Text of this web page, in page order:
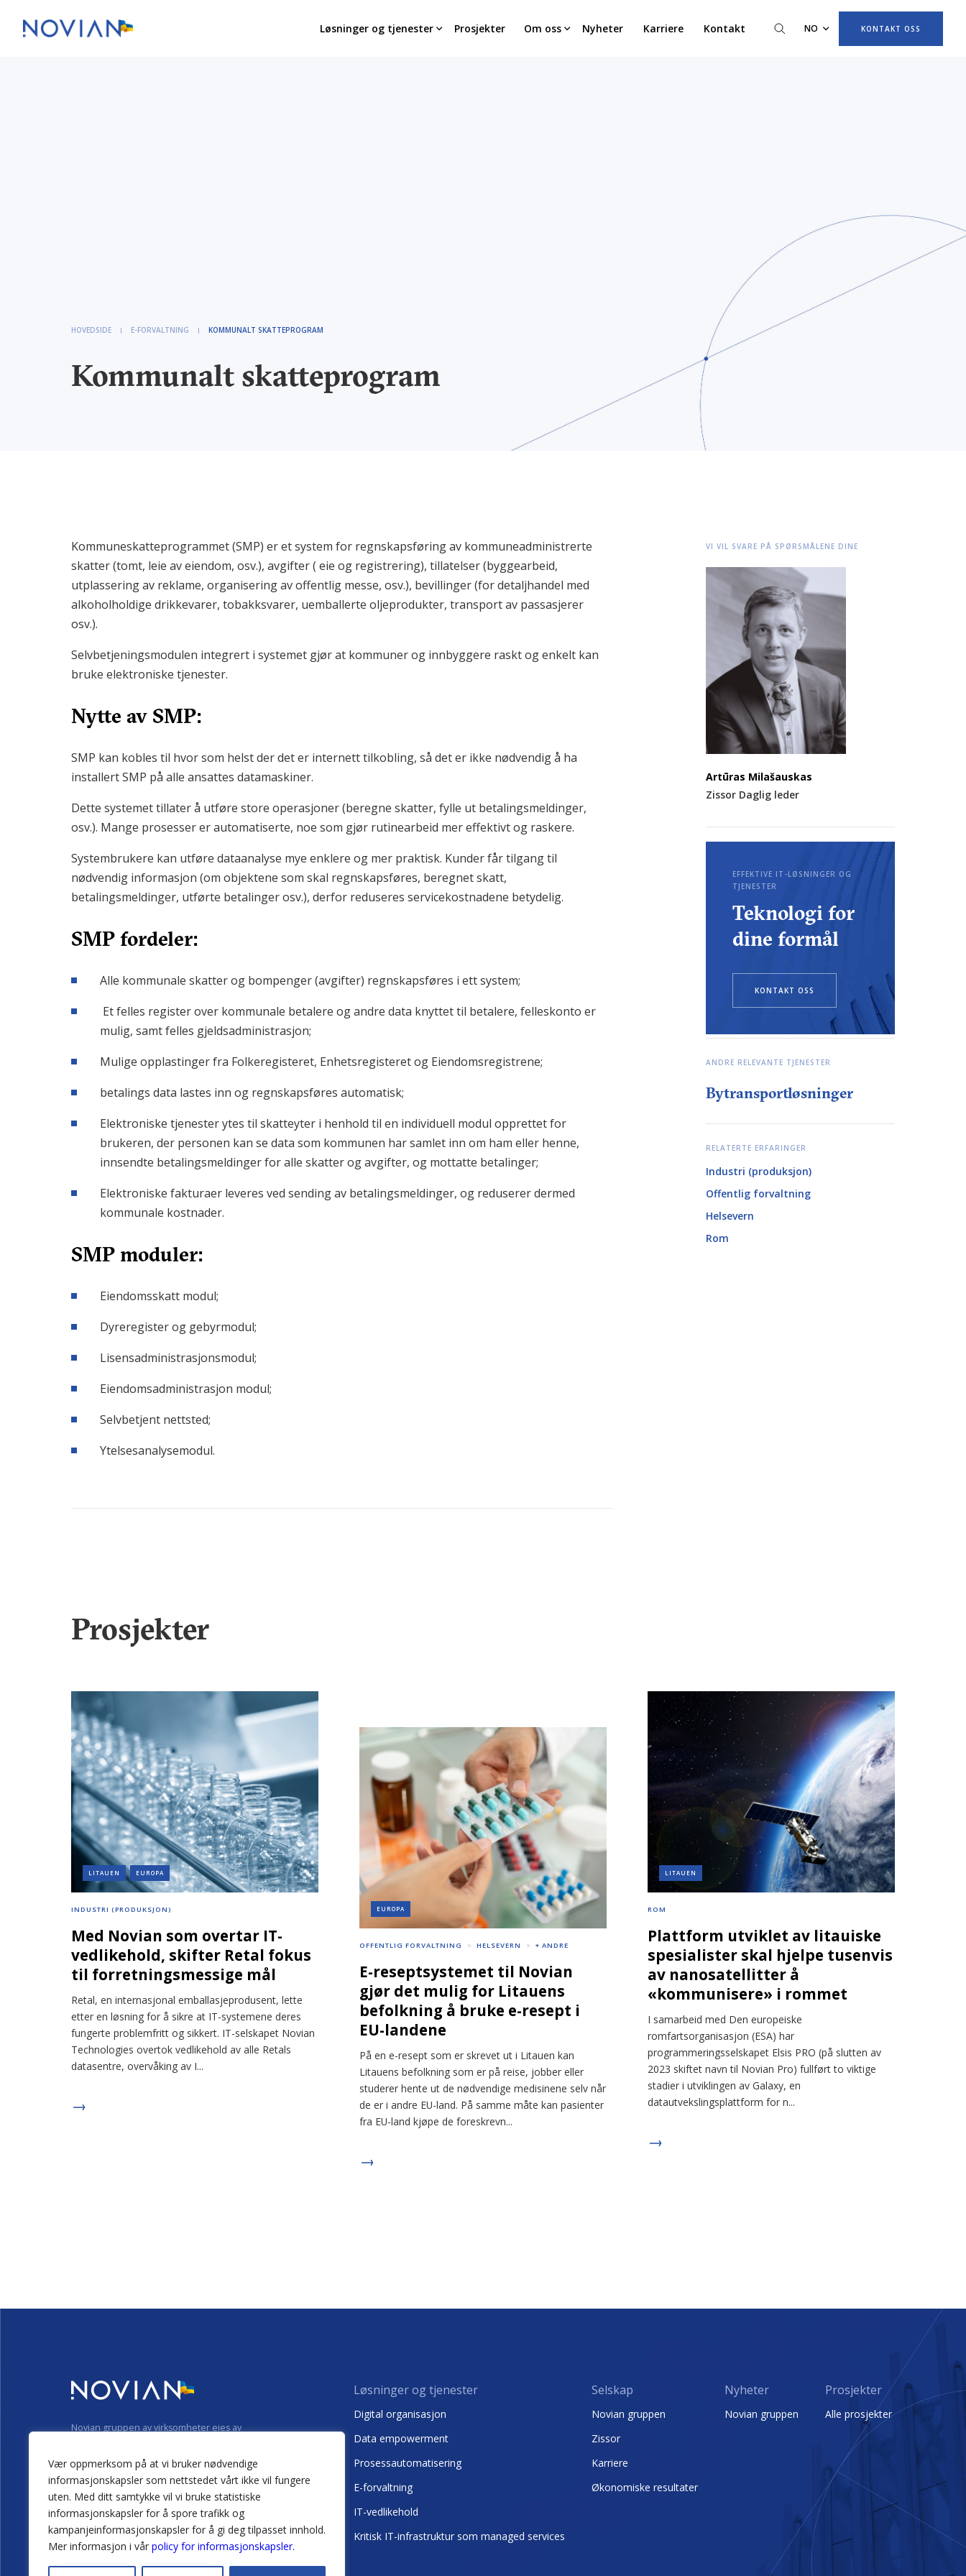
Vær oppmerksom på at vi bruker nødvendige
informasjonskapsler som nettstedet vårt ikke vil fungere
uten. Med ditt samtykke vil vi bruke statistiske
informasjonskapsler for å spore trafikk og
kampanjeinformasjonskapsler for å gi deg tilpasset innhold.
Mer informasjon i vår policy for informasjonskapsler.
Løsninger og tjenester Prosjekter Om oss Nyheter Karriere Kontakt NO KONTAKT OSS
HOVEDSIDE E-FORVALTNING KOMMUNALT SKATTEPROGRAM
Kommunalt skatteprogram
Kommuneskatteprogrammet (SMP) er et system for regnskapsføring av kommuneadministrerte
skatter (tomt, leie av eiendom, osv.), avgifter ( eie og registrering), tillatelser (byggearbeid,
utplassering av reklame, organisering av offentlig messe, osv.), bevillinger (for detaljhandel med
alkoholholdige drikkevarer, tobakksvarer, uemballerte oljeprodukter, transport av passasjerer
osv.).
Selvbetjeningsmodulen integrert i systemet gjør at kommuner og innbyggere raskt og enkelt kan
bruke elektroniske tjenester.
Nytte av SMP:
SMP kan kobles til hvor som helst der det er internett tilkobling, så det er ikke nødvendig å ha
installert SMP på alle ansattes datamaskiner.
Dette systemet tillater å utføre store operasjoner (beregne skatter, fylle ut betalingsmeldinger,
osv.). Mange prosesser er automatiserte, noe som gjør rutinearbeid mer effektivt og raskere.
Systembrukere kan utføre dataanalyse mye enklere og mer praktisk. Kunder får tilgang til
nødvendig informasjon (om objektene som skal regnskapsføres, beregnet skatt,
betalingsmeldinger, utførte betalinger osv.), derfor reduseres servicekostnadene betydelig.
SMP fordeler:
Alle kommunale skatter og bompenger (avgifter) regnskapsføres i ett system;
Et felles register over kommunale betalere og andre data knyttet til betalere, felleskonto er
mulig, samt felles gjeldsadministrasjon;
Mulige opplastinger fra Folkeregisteret, Enhetsregisteret og Eiendomsregistrene;
betalings data lastes inn og regnskapsføres automatisk;
Elektroniske tjenester ytes til skatteyter i henhold til en individuell modul opprettet for
brukeren, der personen kan se data som kommunen har samlet inn om ham eller henne,
innsendte betalingsmeldinger for alle skatter og avgifter, og mottatte betalinger;
Elektroniske fakturaer leveres ved sending av betalingsmeldinger, og reduserer dermed
kommunale kostnader.
SMP moduler:
Eiendomsskatt modul;
Dyreregister og gebyrmodul;
Lisensadministrasjonsmodul;
Eiendomsadministrasjon modul;
Selvbetjent nettsted;
Ytelsesanalysemodul.
VI VIL SVARE PÅ SPØRSMÅLENE DINE
Artūras Milašauskas
Zissor Daglig leder
EFFEKTIVE IT-LØSNINGER OG
TJENESTER
Teknologi for
dine formål
KONTAKT OSS
ANDRE RELEVANTE TJENESTER
Bytransportløsninger
RELATERTE ERFARINGER
Industri (produksjon)
Offentlig forvaltning
Helsevern
Rom
Prosjekter
LITAUEN EUROPA
INDUSTRI (PRODUKSJON)
Med Novian som overtar IT-
vedlikehold, skifter Retal fokus
til forretningsmessige mål
Retal, en internasjonal emballasjeprodusent, lette
etter en løsning for å sikre at IT-systemene deres
fungerte problemfritt og sikkert. IT-selskapet Novian
Technologies overtok vedlikehold av alle Retals
datasentre, overvåking av I...
EUROPA
OFFENTLIG FORVALTNING HELSEVERN + ANDRE
E-reseptsystemet til Novian
gjør det mulig for Litauens
befolkning å bruke e-resept i
EU-landene
På en e-resept som er skrevet ut i Litauen kan
Litauens befolkning som er på reise, jobber eller
studerer hente ut de nødvendige medisinene selv når
de er i andre EU-land. På samme måte kan pasienter
fra EU-land kjøpe de foreskrevn...
LITAUEN
ROM
Plattform utviklet av litauiske
spesialister skal hjelpe tusenvis
av nanosatellitter å
«kommunisere» i rommet
I samarbeid med Den europeiske
romfartsorganisasjon (ESA) har
programmeringsselskapet Elsis PRO (på slutten av
2023 skiftet navn til Novian Pro) fullført to viktige
stadier i utviklingen av Galaxy, en
datautvekslingsplattform for n...
Novian gruppen av virksomheter eies av
virksomheter.
PersonvernerklæringCookie erklæring
Løsninger og tjenester
Digital organisasjon
Data empowerment
Prosessautomatisering
E-forvaltning
IT-vedlikehold
Kritisk IT-infrastruktur som managed services
Selskap
Novian gruppen
Zissor
Karriere
Økonomiske resultater
Nyheter
Novian gruppen
Prosjekter
Alle prosjekter